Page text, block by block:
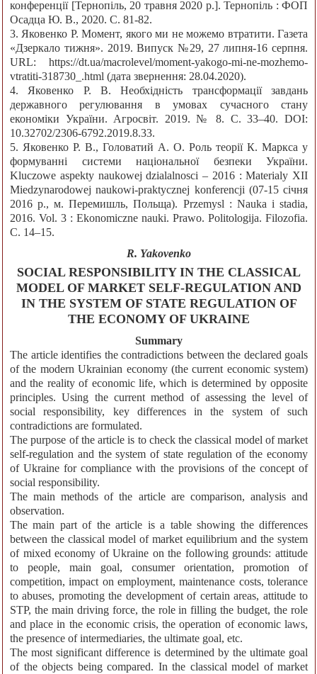
конференції [Тернопіль, 20 травня 2020 р.]. Тернопіль : ФОП
Осадца Ю. В., 2020. С. 81-82.
3. Яковенко Р. Момент, якого ми не можемо втратити. Газета
«Дзеркало тижня». 2019. Випуск №29, 27 липня-16 серпня.
URL: https://dt.ua/macrolevel/moment-yakogo-mi-ne-mozhemo-
vtratiti-318730_.html (дата звернення: 28.04.2020).
4. Яковенко Р. В. Необхідність трансформації завдань
державного регулювання в умовах сучасного стану
економіки України. Агросвіт. 2019. № 8. С. 33–40. DOI:
10.32702/2306-6792.2019.8.33.
5. Яковенко Р. В., Головатий А. О. Роль теорії К. Маркса у
формуванні системи національної безпеки України.
Kluczowe aspekty naukowej dzialalnosci – 2016 : Materialy ХІІ
Miedzynarodowej naukowi-praktycznej konferencji (07-15 січня
2016 р., м. Перемишль, Польща). Przemysl : Nauka і stadia,
2016. Vol. 3 : Ekonomiczne nauki. Prawo. Politologija. Filozofia.
С. 14–15.
R. Yakovenko
SOCIAL RESPONSIBILITY IN THE CLASSICAL
MODEL OF MARKET SELF-REGULATION AND
IN THE SYSTEM OF STATE REGULATION OF
THE ECONOMY OF UKRAINE
Summary
The article identifies the contradictions between the declared goals
of the modern Ukrainian economy (the current economic system)
and the reality of economic life, which is determined by opposite
principles. Using the current method of assessing the level of
social responsibility, key differences in the system of such
contradictions are formulated.
The purpose of the article is to check the classical model of market
self-regulation and the system of state regulation of the economy
of Ukraine for compliance with the provisions of the concept of
social responsibility.
The main methods of the article are comparison, analysis and
observation.
The main part of the article is a table showing the differences
between the classical model of market equilibrium and the system
of mixed economy of Ukraine on the following grounds: attitude
to people, main goal, consumer orientation, promotion of
competition, impact on employment, maintenance costs, tolerance
to abuses, promoting the development of certain areas, attitude to
STP, the main driving force, the role in filling the budget, the role
and place in the economic crisis, the operation of economic laws,
the presence of intermediaries, the ultimate goal, etc.
The most significant difference is determined by the ultimate goal
of the objects being compared. In the classical model of market